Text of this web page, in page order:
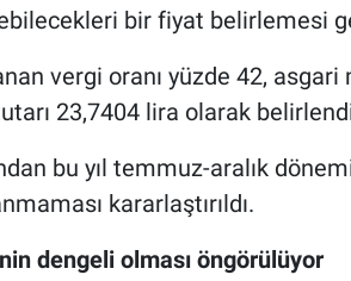
bir fiyat belirlemesi
vergi oranı yüzde 42, asgari
23,7404 lira olarak
bu yıl temmuz-aralık
kararlaştırıldı.
dengeli olması öngörülüyor